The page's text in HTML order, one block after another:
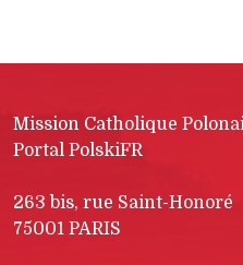
Mission Catholique
Portal PolskiFR
263 bis, rue Saint-Honoré
75001 PARIS